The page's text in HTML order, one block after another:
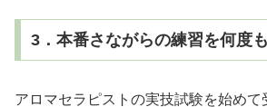
3．本番さながらの練習を何度も
アロマセラピストの実技試験を始めて